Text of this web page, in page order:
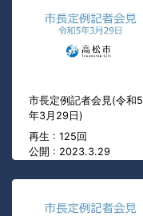
市長定例記者会見(令和5
年3月29日)
再生 : 125回
公開 : 2023.3.29